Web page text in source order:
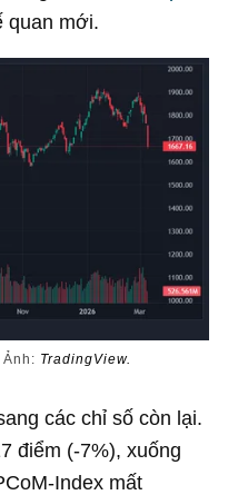
quan mới.
TradingView.
các chỉ số còn lại.
điểm (-7%), xuống
Index mất